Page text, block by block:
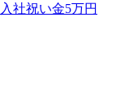
社祝い金5万円